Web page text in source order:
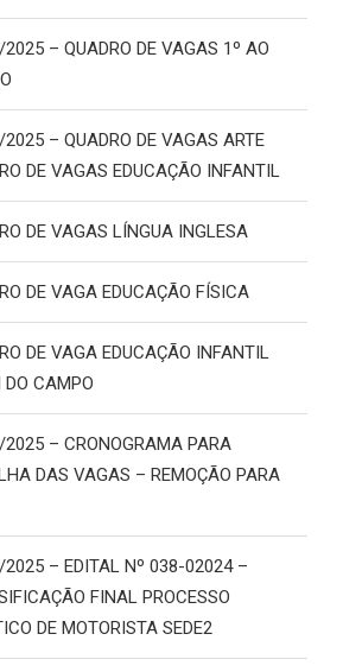
– QUADRO DE VAGAS 1º AO
– QUADRO DE VAGAS ARTE
DE VAGAS EDUCAÇÃO INFANTIL
DE VAGAS LÍNGUA INGLESA
DE VAGA EDUCAÇÃO FÍSICA
DE VAGA EDUCAÇÃO INFANTIL
DO CAMPO
– CRONOGRAMA PARA
DAS VAGAS – REMOÇÃO PARA
– EDITAL Nº 038-02024 –
FINAL PROCESSO
DE MOTORISTA SEDE2